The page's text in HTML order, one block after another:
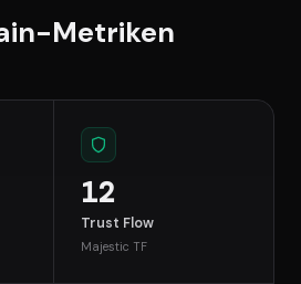
Metriken
12
Trust Flow
Majestic TF